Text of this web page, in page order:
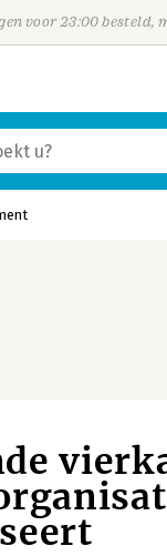
voor 23:00 besteld,